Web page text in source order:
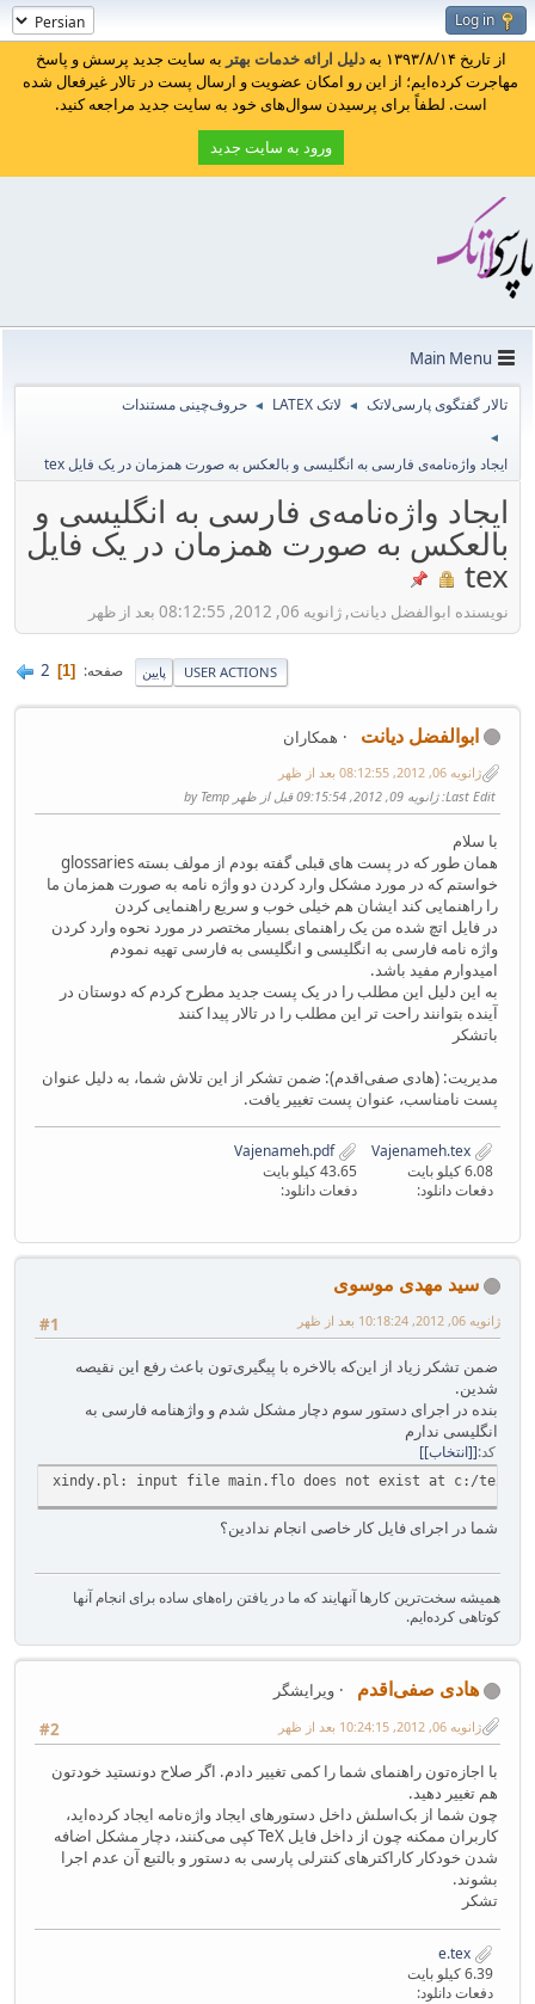
Log in
از تاریخ ۱۳۹۳/۸/۱۴ به دلیل ارائه خدمات بهتر به سایت جدید پرسش و پاسخ
مهاجرت کرده‌ایم؛ از این رو امکان عضویت و ارسال پست در تالار غیرفعال شده
است. لطفاً برای پرسیدن سوال‌های خود به سایت جدید مراجعه کنید.
ورود به سایت جدید
Main Menu
تالار گفتگوی پارسی‌لاتک ◄ لاتک LATEX ◄ حروف‌چینی مستندات
◄
ایجاد واژه‌نامه‌ی فارسی به انگلیسی و بالعکس به صورت همزمان در یک فایل tex
ایجاد واژه‌نامه‌ی فارسی به انگلیسی و
بالعکس به صورت همزمان در یک فایل
tex
نویسنده ابوالفضل دیانت, ژانویه 06, 2012, 08:12:55 بعد از ظهر
پایین صفحه 1
2 USER ACTIONS
ابوالفضل دیانت همکاران
ژانویه 06, 2012, 08:12:55 بعد از ظهر
Last Edit: ژانویه 09, 2012, 09:15:54 قبل از ظهر by Temp
با سلام
همان طور که در پست های قبلی گفته بودم از مولف بسته glossaries
خواستم که در مورد مشکل وارد کردن دو واژه نامه به صورت همزمان ما
را راهنمایی کند ایشان هم خیلی خوب و سریع راهنمایی کردن
در فایل اتچ شده من یک راهنمای بسیار مختصر در مورد نحوه وارد کردن
واژه نامه فارسی به انگلیسی و انگلیسی به فارسی تهیه نمودم
امیدوارم مفید باشد.
به این دلیل این مطلب را در یک پست جدید مطرح کردم که دوستان در
آینده بتوانند راحت تر این مطلب را در تالار پیدا کنند
باتشکر
مدیریت: (هادی صفی‌اقدم): ضمن تشکر از این تلاش شما، به دلیل عنوان
پست نامناسب، عنوان پست تغییر یافت.
6.08 کیلو بایت
دفعات دانلود:
Vajenameh.pdf
43.65 کیلو بایت
دفعات دانلود:
سید مهدی موسوی
#1 ژانویه 06, 2012, 10:18:24 بعد از ظهر
ضمن تشکر زیاد از این‌که بالاخره با پیگیری‌تون باعث رفع این نقیصه
شدین.
بنده در اجرای دستور سوم دچار مشکل شدم و واژهنامه فارسی به
انگلیسی ندارم
کد [انتخاب]
xindy.pl: input file main.flo does not exist at c:/texlive/
شما در اجرای فایل کار خاصی انجام ندادین؟
همیشه سخت‌ترین کارها آنهایند که ما در یافتن راه‌های ساده برای انجام آنها
کوتاهی کرده‌ایم.
هادی صفی‌اقدم
ویرایشگر
#2
ژانویه 06, 2012, 10:24:15 بعد از ظهر
با اجازه‌تون راهنمای شما را کمی تغییر دادم. اگر صلاح دونستید خودتون
هم تغییر دهید.
چون شما از بک‌اسلش داخل دستورهای ایجاد واژه‌نامه ایجاد کرده‌اید،
کاربران ممکنه چون از داخل فایل TeX کپی می‌کنند، دچار مشکل اضافه
شدن خودکار کاراکترهای کنترلی پارسی به دستور و بالتبع آن عدم اجرا
بشوند.
تشکر
6.39 کیلو بایت
دفعات دانلود: